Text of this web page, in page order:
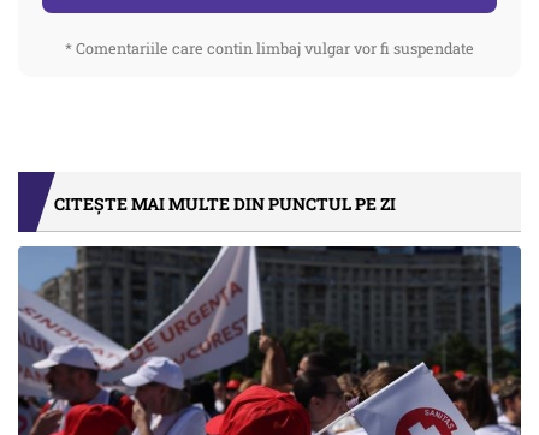
* Comentariile care contin limbaj vulgar vor fi suspendate
CITEȘTE MAI MULTE DIN PUNCTUL PE ZI